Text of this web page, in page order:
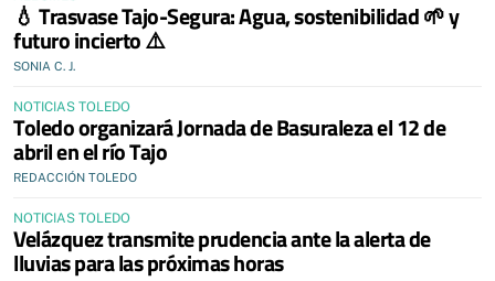
💧 Trasvase Tajo-Segura: Agua, sostenibilidad 🌱 y
futuro incierto ⚠️
SONIA C. J.
NOTICIAS TOLEDO
Toledo organizará Jornada de Basuraleza el 12 de
abril en el río Tajo
REDACCIÓN TOLEDO
NOTICIAS TOLEDO
Velázquez transmite prudencia ante la alerta de
lluvias para las próximas horas